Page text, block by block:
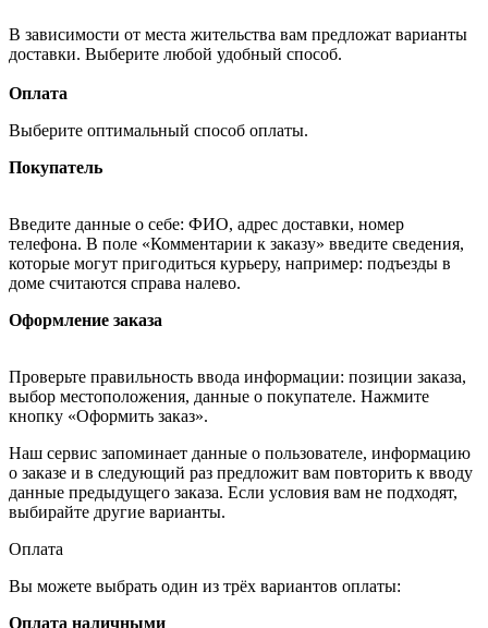
В зависимости от места жительства вам предложат варианты
доставки. Выберите любой удобный способ.
Оплата
Выберите оптимальный способ оплаты.
Покупатель
Введите данные о себе: ФИО, адрес доставки, номер
телефона. В поле «Комментарии к заказу» введите сведения,
которые могут пригодиться курьеру, например: подъезды в
доме считаются справа налево.
Оформление заказа
Проверьте правильность ввода информации: позиции заказа,
выбор местоположения, данные о покупателе. Нажмите
кнопку «Оформить заказ».
Наш сервис запоминает данные о пользователе, информацию
о заказе и в следующий раз предложит вам повторить к вводу
данные предыдущего заказа. Если условия вам не подходят,
выбирайте другие варианты.
Оплата
Вы можете выбрать один из трёх вариантов оплаты:
Оплата наличными